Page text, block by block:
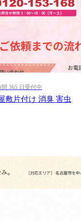
365 日受付中
敷片付け 消臭 害虫